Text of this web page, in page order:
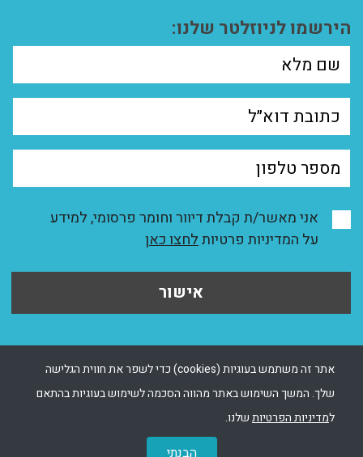
הירשמו לניוזלטר שלנו:
אני מאשר/ת קבלת דיוור וחומר פרסומי, למידע
על המדיניות פרטיותלחצו כאן
אישור
אתר זה משתמש בעוגיות (cookies) כדי לשפר את חווית הגלישה
שלך. המשך השימוש באתר מהווה הסכמה לשימוש בעוגיות בהתאם
למדיניות הפרטיותשלנו.
הבנתי